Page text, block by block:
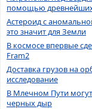
помощью древнейших
Астероид с
это значит для Земли
В космосе впервые
Fram2
Доставка грузов на
исследование
В Млечном Пути
черных дыр